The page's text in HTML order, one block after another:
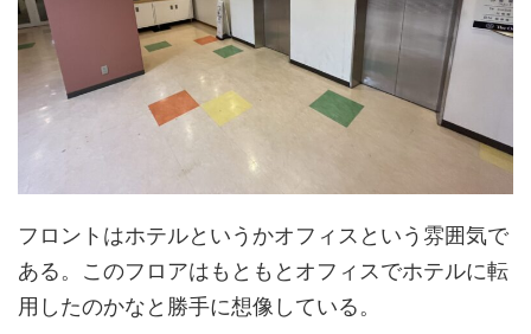
フロントはホテルというかオフィスという雰囲気で
ある。このフロアはもともとオフィスでホテルに転
用したのかなと勝手に想像している。